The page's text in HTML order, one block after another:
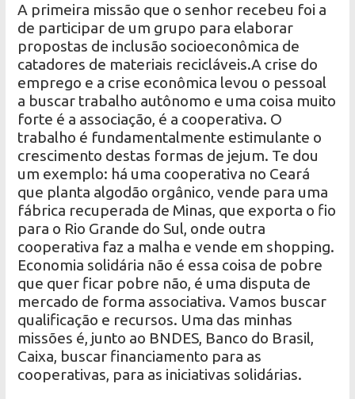
A primeira missão que o senhor recebeu foi a
de participar de um grupo para elaborar
propostas de inclusão socioeconômica de
catadores de materiais recicláveis.A crise do
emprego e a crise econômica levou o pessoal
a buscar trabalho autônomo e uma coisa muito
forte é a associação, é a cooperativa. O
trabalho é fundamentalmente estimulante o
crescimento destas formas de jejum. Te dou
um exemplo: há uma cooperativa no Ceará
que planta algodão orgânico, vende para uma
fábrica recuperada de Minas, que exporta o fio
para o Rio Grande do Sul, onde outra
cooperativa faz a malha e vende em shopping.
Economia solidária não é essa coisa de pobre
que quer ficar pobre não, é uma disputa de
mercado de forma associativa. Vamos buscar
qualificação e recursos. Uma das minhas
missões é, junto ao BNDES, Banco do Brasil,
Caixa, buscar financiamento para as
cooperativas, para as iniciativas solidárias.